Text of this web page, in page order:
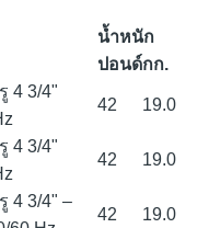
น้ำหนัก
ปอนด์กก.
4 3/4"
42 19.0
4 3/4"
42 19.0
4 3/4" –
42 19.0